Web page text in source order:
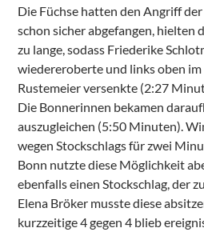
Die Füchse hatten den Angriff
schon sicher abgefangen, hielten
zu lange, sodass Friederike
wiedereroberte und links oben
Rustemeier versenkte (2:27
Die Bonnerinnen bekamen
auszugleichen (5:50 Minuten).
wegen Stockschlags für zwei
Bonn nutzte diese Möglichkeit
ebenfalls einen Stockschlag, der
Elena Bröker musste diese
kurzzeitige 4 gegen 4 blieb